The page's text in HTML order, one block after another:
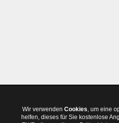
Wir verwenden Cookies, um eine
helfen, dieses für Sie kostenlose